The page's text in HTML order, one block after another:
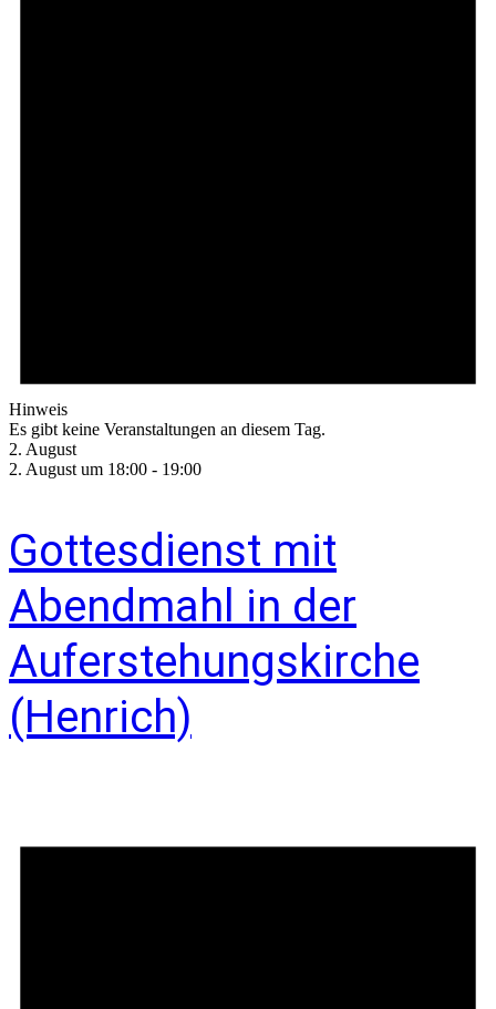
Hinweis
Es gibt keine Veranstaltungen an diesem Tag.
2. August
2. August um 18:00 - 19:00
Gottesdienst mit
Abendmahl in der
Auferstehungskirche
(Henrich)